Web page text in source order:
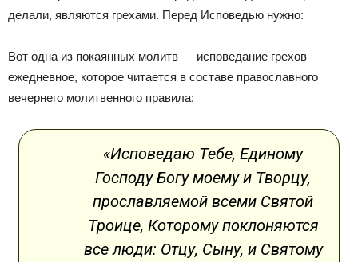
делали, являются грехами. Перед Исповедью нужно:
Вот одна из покаянных молитв — исповедание грехов
ежедневное, которое читается в составе православного
вечернего молитвенного правила:
«Исповедаю Тебе, Единому
Господу Богу моему и Творцу,
прославляемой всеми Святой
Троице, Которому поклоняются
все люди: Отцу, Сыну, и Святому